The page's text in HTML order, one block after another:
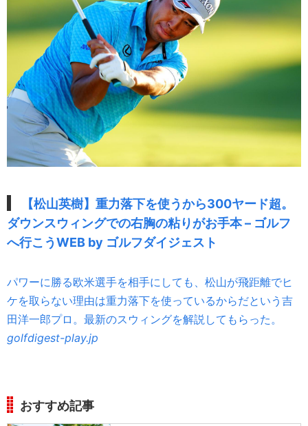
【松山英樹】重力落下を使うから300ヤード超。
ダウンスウィングでの右胸の粘りがお手本 – ゴルフ
へ行こうWEB by ゴルフダイジェスト
パワーに勝る欧米選手を相手にしても、松山が飛距離でヒ
ケを取らない理由は重力落下を使っているからだという吉
田洋一郎プロ。最新のスウィングを解説してもらった。
golfdigest-play.jp
おすすめ記事